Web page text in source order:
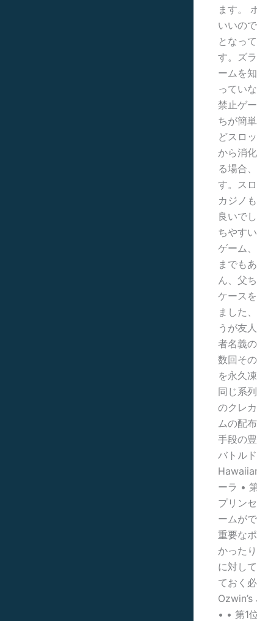
ます。
いいの
となっ
す。ズ
ームを
ってい
禁止ゲ
ちが簡
どスロ
から消
る場合
す。ス
カジノ
良いで
ちやす
ゲーム
までも
ん、父
ケース
ました
うが友
者名義
数回そ
を永久
同じ系
のクレ
ムの配
手段の
バトル
ーラ •
プリン
ームが
重要な
かった
に対し
ておく
• • 第1